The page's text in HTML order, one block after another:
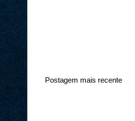
Postagem mais recente